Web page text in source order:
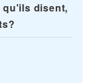
qu'ils disent,